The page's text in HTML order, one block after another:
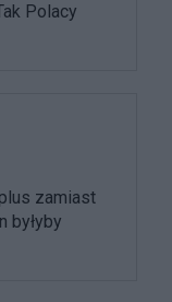
Polacy
zamiast
byłyby